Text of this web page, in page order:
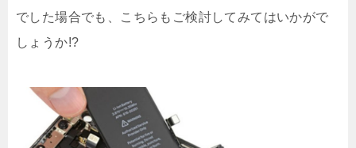
でした場合でも、こちらもご検討してみてはいかがで
しょうか!?